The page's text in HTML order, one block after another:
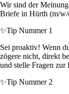
Wir sind der
Briefe in Hürth (m/w/
✨Tip Nummer 1
Sei proaktiv! Wenn
zögere nicht, direkt
und stelle Fragen zur
✨Tip Nummer 2